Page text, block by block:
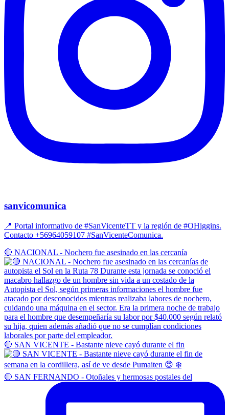
sanvicomunica
📍 Portal informativo de #SanVicenteTT y la región de #OHiggins.
Contacto +56964059107 #SanVicenteComunica.
🔴 NACIONAL - Nochero fue asesinado en las cercanía
🔴 SAN VICENTE - Bastante nieve cayó durante el fin
🔴 SAN FERNANDO - Otoñales y hermosas postales del